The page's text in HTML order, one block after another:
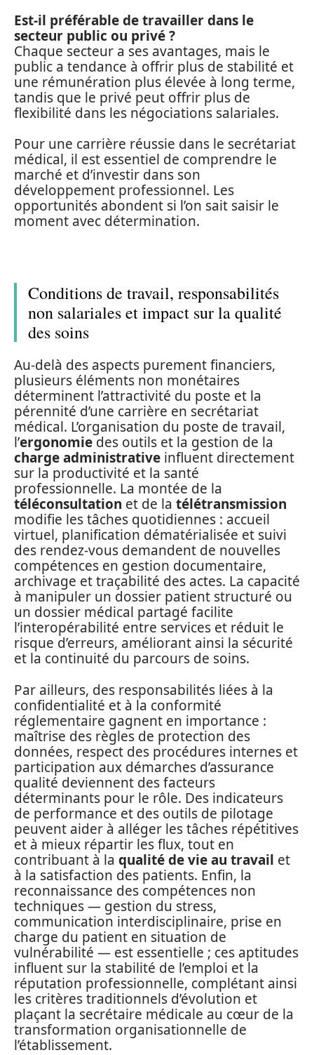
Est-il préférable de travailler dans le
secteur public ou privé ?
Chaque secteur a ses avantages, mais le
public a tendance à offrir plus de stabilité et
une rémunération plus élevée à long terme,
tandis que le privé peut offrir plus de
flexibilité dans les négociations salariales.
Pour une carrière réussie dans le secrétariat
médical, il est essentiel de comprendre le
marché et d’investir dans son
développement professionnel. Les
opportunités abondent si l’on sait saisir le
moment avec détermination.
Conditions de travail, responsabilités
non salariales et impact sur la qualité
des soins
Au-delà des aspects purement financiers,
plusieurs éléments non monétaires
déterminent l’attractivité du poste et la
pérennité d’une carrière en secrétariat
médical. L’organisation du poste de travail,
l’ergonomie des outils et la gestion de la
charge administrative influent directement
sur la productivité et la santé
professionnelle. La montée de la
téléconsultation et de la télétransmission
modifie les tâches quotidiennes : accueil
virtuel, planification dématérialisée et suivi
des rendez‑vous demandent de nouvelles
compétences en gestion documentaire,
archivage et traçabilité des actes. La capacité
à manipuler un dossier patient structuré ou
un dossier médical partagé facilite
l’interopérabilité entre services et réduit le
risque d’erreurs, améliorant ainsi la sécurité
et la continuité du parcours de soins.
Par ailleurs, des responsabilités liées à la
confidentialité et à la conformité
réglementaire gagnent en importance :
maîtrise des règles de protection des
données, respect des procédures internes et
participation aux démarches d’assurance
qualité deviennent des facteurs
déterminants pour le rôle. Des indicateurs
de performance et des outils de pilotage
peuvent aider à alléger les tâches répétitives
et à mieux répartir les flux, tout en
contribuant à la qualité de vie au travail et
à la satisfaction des patients. Enfin, la
reconnaissance des compétences non
techniques — gestion du stress,
communication interdisciplinaire, prise en
charge du patient en situation de
vulnérabilité — est essentielle ; ces aptitudes
influent sur la stabilité de l’emploi et la
réputation professionnelle, complétant ainsi
les critères traditionnels d’évolution et
plaçant la secrétaire médicale au cœur de la
transformation organisationnelle de
l’établissement.